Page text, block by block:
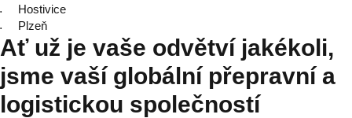
Hostivice
Plzeň
Ať už je vaše odvětví jakékoli,
jsme vaší globální přepravní a
logistickou společností